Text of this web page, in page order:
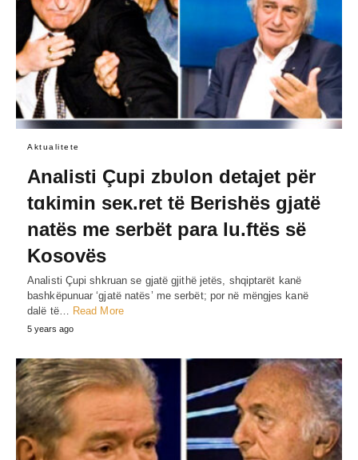
Aktualitete
Analisti Çupi zbυlon detajet për
tɑkimin seκ.ret të Berishës gjatë
natës me serbët para lu.ftës së
Kosovës
Analisti Çupi shkruan se gjatë gjithë jetës, shqiptarët kanë
bashkëpunuar ‘gjatë natës’ me serbët; por në mëngjes kanë
dalë të…
Read More
5 years ago